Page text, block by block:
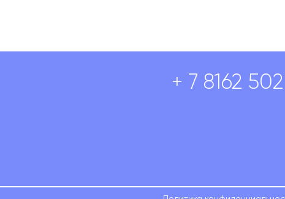
+ 7 8162